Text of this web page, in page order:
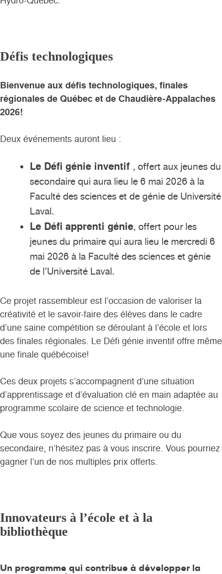
Défis technologiques
Bienvenue aux défis technologiques, finales
régionales de Québec et de Chaudière-Appalaches
2026!
Deux événements auront lieu :
Le Défi génie inventif , offert aux jeunes du
secondaire qui aura lieu le 6 mai 2026 à la
Faculté des sciences et de génie de Université
Laval.
Le Défi apprenti génie, offert pour les
jeunes du primaire qui aura lieu le mercredi 6
mai 2026 à la Faculté des sciences et génie
de l’Université Laval.
Ce projet rassembleur est l’occasion de valoriser la
créativité et le savoir-faire des élèves dans le cadre
d’une saine compétition se déroulant à l’école et lors
des finales régionales. Le Défi génie inventif offre même
une finale québécoise!
Ces deux projets s’accompagnent d’une situation
d’apprentissage et d’évaluation clé en main adaptée au
programme scolaire de science et technologie.
Que vous soyez des jeunes du primaire ou du
secondaire, n’hésitez pas à vous inscrire. Vous pourriez
gagner l’un de nos multiples prix offerts.
Innovateurs à l’école et à la
bibliothèque
Un programme qui contribue à développer la